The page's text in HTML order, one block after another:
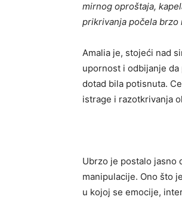
mirnog oproštaja,
prikrivanja počela brzo
Amalia je, stojeći nad
upornost i odbijanje
dotad bila potisnuta.
istrage i razotkrivanja
Ubrzo je postalo jasno
manipulacije. Ono što
u kojoj se emocije,